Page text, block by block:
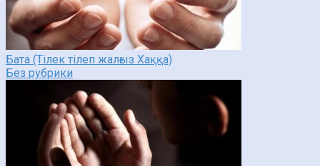
Бата (Тілек тілеп жалғыз Хаққа)
Без рубрики